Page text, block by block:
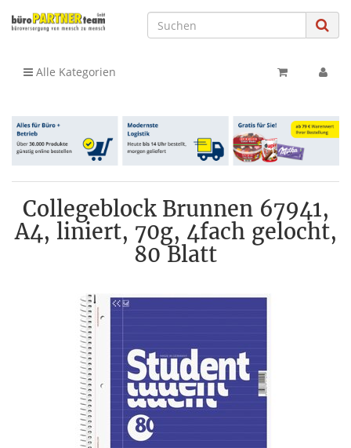
Alle Kategorien
Collegeblock Brunnen 67941,
A4, liniert, 70g, 4fach gelocht,
80 Blatt